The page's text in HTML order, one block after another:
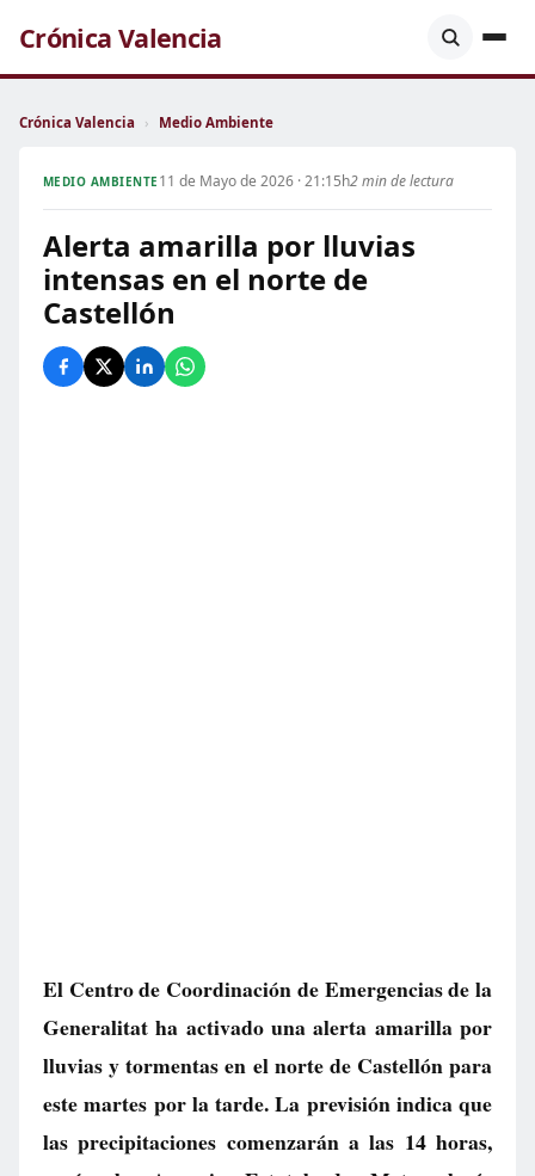
Crónica Valencia
Crónica Valencia › Medio Ambiente
MEDIO AMBIENTE 11 de Mayo de 2026 · 21:15h2 min de lectura
Alerta amarilla por lluvias
intensas en el norte de
Castellón
El Centro de Coordinación de Emergencias de la
Generalitat ha activado una alerta amarilla por
lluvias y tormentas en el norte de Castellón para
este martes por la tarde. La previsión indica que
las precipitaciones comenzarán a las 14 horas,